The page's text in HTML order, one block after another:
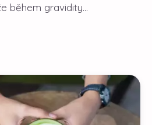
během gravidity...